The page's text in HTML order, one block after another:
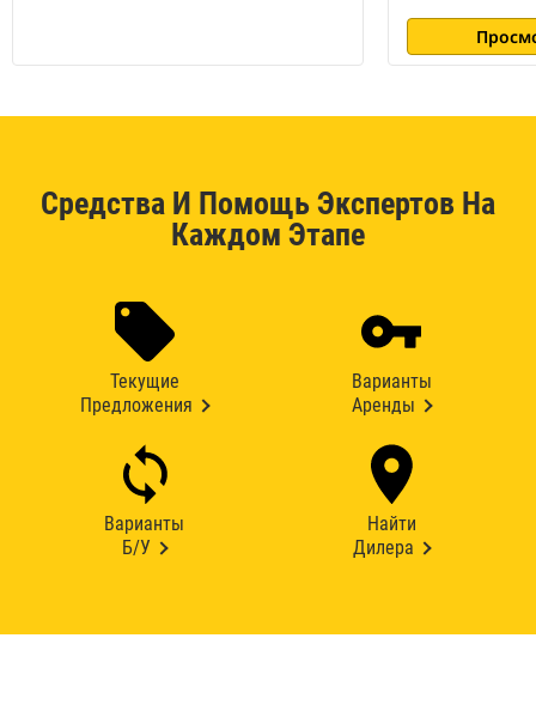
Средства И Помощь Экспертов На
Каждом Этапе
Текущие
Предложения
Варианты
Аренды
Варианты
Б/У
Найти
Дилера